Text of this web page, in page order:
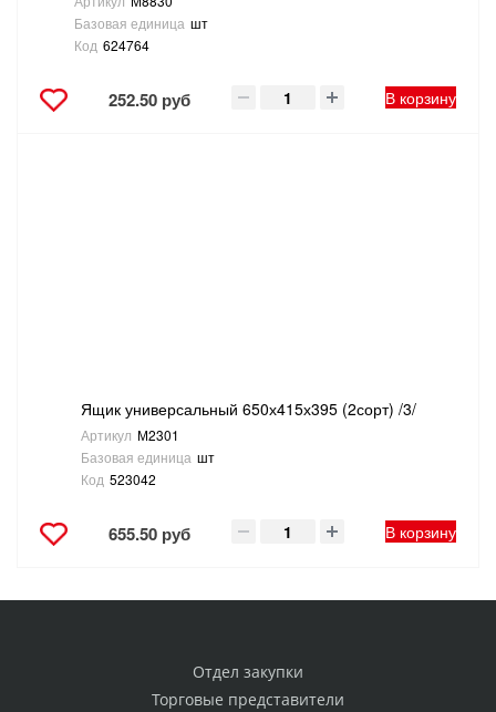
Базовая единица шт
Код 624764
252.50 руб В корзину
Ящик универсальный 650х415х395 (2сорт) /3/
Артикул М2301
Базовая единица шт
Код 523042
655.50 руб В корзину
Отдел закупки
Торговые представители